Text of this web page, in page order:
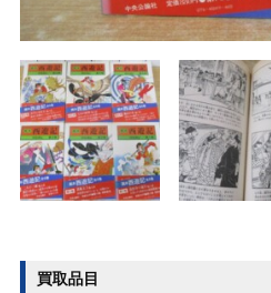
買取品目